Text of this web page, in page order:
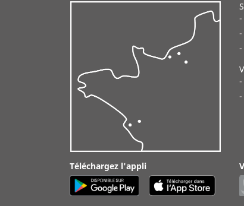
Téléchargez l'appli